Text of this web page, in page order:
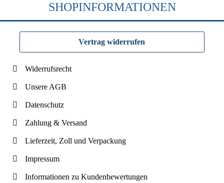
SHOPINFORMATIONEN
Vertrag widerrufen
Widerrufsrecht
Unsere AGB
Datenschutz
Zahlung & Versand
Lieferzeit, Zoll und Verpackung
Impressum
Informationen zu Kundenbewertungen